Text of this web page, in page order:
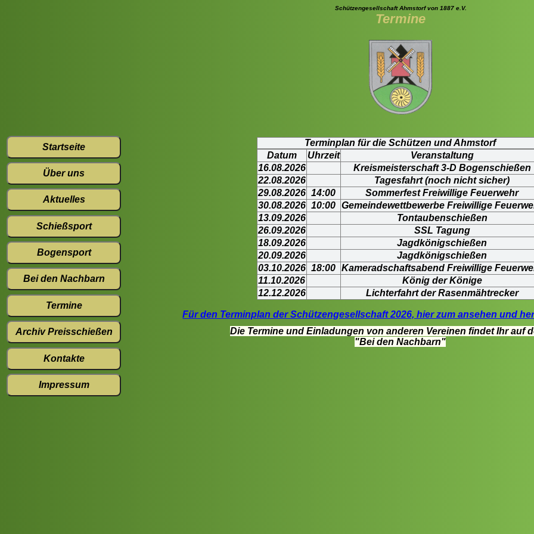
Schützengesellschaft Ahmstorf von 1887 e.V.
Termine
Startseite
Über uns
Aktuelles
Schießsport
Bogensport
Bei den Nachbarn
Termine
Archiv Preisschießen
Kontakte
Impressum
Terminplan für die Schützen und Ahmstorf
Datum
Uhrzeit
Veranstaltung
16.08.2026
Kreismeisterschaft 3-D Bogenschießen
22.08.2026
Tagesfahrt (noch nicht sicher)
29.08.2026 14:00
Sommerfest Freiwillige Feuerwehr
30.08.2026 10:00 Gemeindewettbewerbe Freiwillige
13.09.2026
Tontaubenschießen
26.09.2026
SSL Tagung
18.09.2026
Jagdkönigschießen
20.09.2026
Jagdkönigschießen
03.10.2026 18:00 Kameradschaftsabend Freiwillige
11.10.2026
König der Könige
12.12.2026
Lichterfahrt der Rasenmähtrecker
Für den Terminplan der Schützengesellschaft 2026, hier zum ansehen und
Die Termine und Einladungen von anderen Vereinen findet Ihr auf
"Bei den Nachbarn"